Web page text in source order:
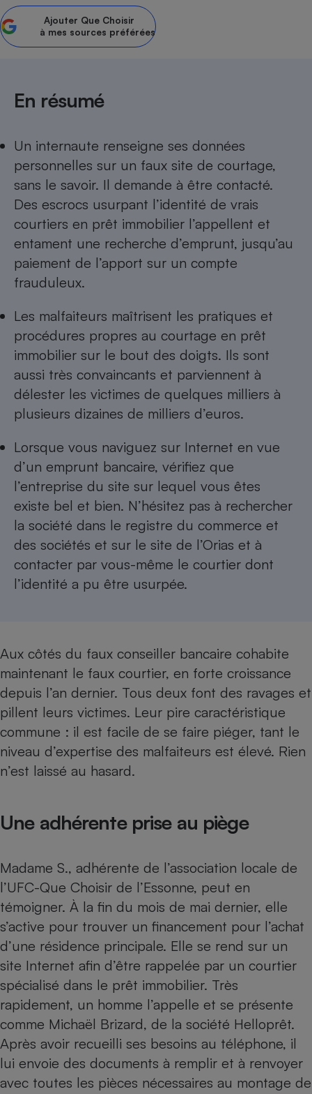
Ajouter Que Choisir
à mes sources préférées
En résumé
Un internaute renseigne ses données
personnelles sur un faux site de courtage,
sans le savoir. Il demande à être contacté.
Des escrocs usurpant l’identité de vrais
courtiers en prêt immobilier l’appellent et
entament une recherche d’emprunt, jusqu’au
paiement de l’apport sur un compte
frauduleux.
Les malfaiteurs maîtrisent les pratiques et
procédures propres au courtage en prêt
immobilier sur le bout des doigts. Ils sont
aussi très convaincants et parviennent à
délester les victimes de quelques milliers à
plusieurs dizaines de milliers d’euros.
Lorsque vous naviguez sur Internet en vue
d’un emprunt bancaire, vérifiez que
l’entreprise du site sur lequel vous êtes
existe bel et bien. N’hésitez pas à rechercher
la société dans le registre du commerce et
des sociétés et sur le site de l’Orias et à
contacter par vous-même le courtier dont
l’identité a pu être usurpée.
Aux côtés du faux conseiller bancaire cohabite
maintenant le faux courtier, en forte croissance
depuis l’an dernier. Tous deux font des ravages et
pillent leurs victimes. Leur pire caractéristique
commune : il est facile de se faire piéger, tant le
niveau d’expertise des malfaiteurs est élevé. Rien
n’est laissé au hasard.
Une adhérente prise au piège
Madame S., adhérente de l’association locale de
l’UFC-Que Choisir de l’Essonne, peut en
témoigner. À la fin du mois de mai dernier, elle
s’active pour trouver un financement pour l’achat
d’une résidence principale. Elle se rend sur un
site Internet afin d’être rappelée par un courtier
spécialisé dans le prêt immobilier. Très
rapidement, un homme l’appelle et se présente
comme Michaël Brizard, de la société Helloprêt.
Après avoir recueilli ses besoins au téléphone, il
lui envoie des documents à remplir et à renvoyer
avec toutes les pièces nécessaires au montage de
Banque
Lave-linge
Plaque de cuisson à
induction
Climatiseur -
Ventilateur
Cafetière à expressos
Téléviseur
Téléphone mobile -
Smartphone
Antivirus
Radiateur électrique
Climatiseur -
Antimoustique